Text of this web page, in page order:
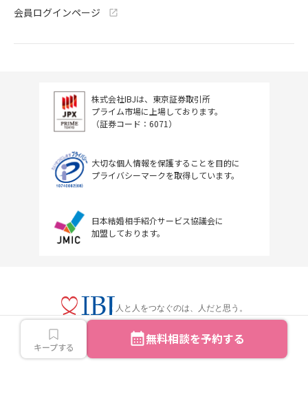
キープする 無料相談を予約する
会員ログインページ
株式会社IBJは、東京証券取引所
プライム市場に上場しております。
（証券コード：6071）
大切な個人情報を保護することを目的に
プライバシーマークを取得しています。
日本結婚相手紹介サービス協議会に
加盟しております。
人と人をつなぐのは、人だと思う。